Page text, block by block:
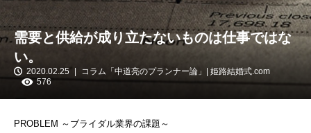
需要と供給が成り立たないものは仕事ではな
い。
2020.02.25
コラム「中道亮のプランナー論」| 姫路結婚式.com
576
PROBLEM ～ブライダル業界の課題～